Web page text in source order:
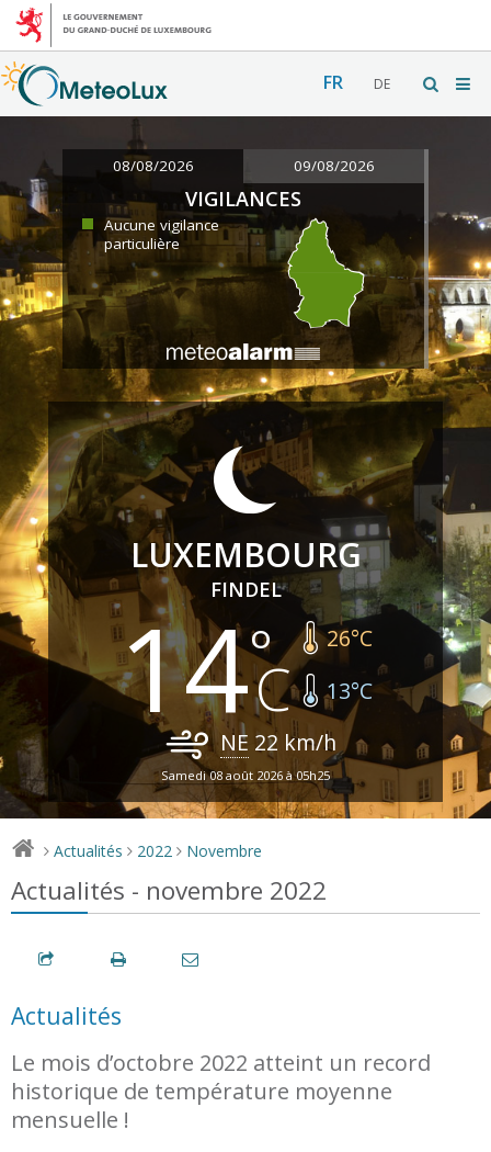
FR DE
08/08/2026 09/08/2026
VIGILANCES
Aucune vigilance
particulière
LUXEMBOURG
FINDEL
14 26°C
13°C
NE 22 km/h
Samedi 08 août 2026 à 05h25
> Actualités > 2022 > Novembre
Actualités - novembre 2022
Actualités
Le mois d’octobre 2022 atteint un record
historique de température moyenne
mensuelle !